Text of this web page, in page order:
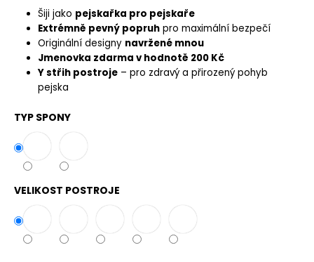
Šiji jako pejskařka pro pejskaře
Extrémně pevný popruh pro maximální bezpečí
Originální designy navržené mnou
Jmenovka zdarma v hodnotě 200 Kč
Y střih postroje – pro zdravý a přirozený pohyb
pejska
TYP SPONY
VELIKOST POSTROJE
j
m